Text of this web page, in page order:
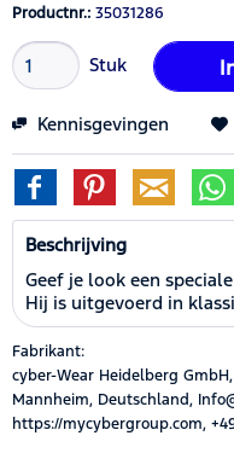
Productnr.: 35031286
Stuk
Kennisgevingen
Beschrijving
Geef je look een
Hij is uitgevoerd in
Fabrikant:
cyber-Wear Heidelberg
Mannheim, Deutschland,
https://mycybergroup.com,